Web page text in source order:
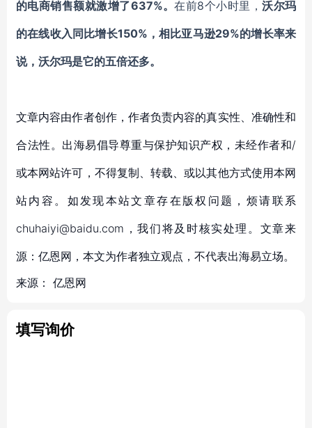
的电商销售额就激增了637%。在前8个小时里，沃尔玛
的在线收入同比增长150%，相比亚马逊29%的增长率来
说，沃尔玛是它的五倍还多。
文章内容由作者创作，作者负责内容的真实性、准确性和
合法性。出海易倡导尊重与保护知识产权，未经作者和/
或本网站许可，不得复制、转载、或以其他方式使用本网
站内容。如发现本站文章存在版权问题，烦请联系
chuhaiyi@baidu.com，我们将及时核实处理。文章来
源：亿恩网，本文为作者独立观点，不代表出海易立场。
来源： 亿恩网
填写询价